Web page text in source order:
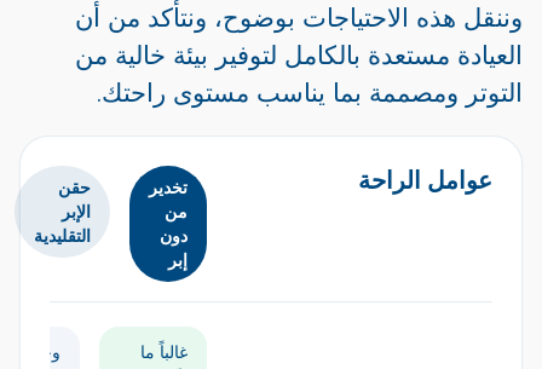
وننقل هذه الاحتياجات بوضوح، ونتأكد من أن
العيادة مستعدة بالكامل لتوفير بيئة خالية من
التوتر ومصممة بما يناسب مستوى راحتك.
عوامل الراحة
تخدير
من
دون
إبر
حقن
الإبر
التقليدية
غالباً ما
وخزات